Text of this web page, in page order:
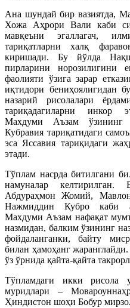
Ана шундай бир вазиятда,
Хожа Аҳрори Вали каби
мавқеъни эгаллагач,
тариқатларни халқ
киришади. Бу йўлда
пирларини
фаолияти ўзига зарар
иқтидори бениҳоялигидан
назарий рисолалари
тариқадагиларни инкор
Махдуми Аъзам ўзининг
Кубравия тариқатидаги
эса Яссавия тариқидаги
этади.
Тўплам насрда битилгани
намуналар
Абдураҳмон Жомий,
Нажмиддин Кубро каби
Махдуми Аъзам нафақат
назмидан, балким ўзининг
фойдаланганки, байту
билан ҳамоҳанг
ўз ўрнида қайта-қайта
Тўпламдаги икки рисола
муридлари –
Ҳиндистон шоҳи Бобур